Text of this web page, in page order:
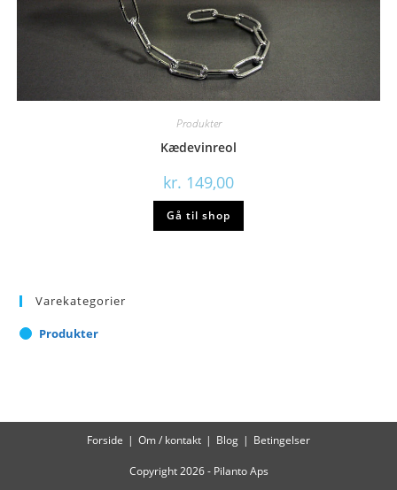
Produkter
Kædevinreol
kr. 149,00
Gå til shop
Varekategorier
Produkter
Forside Om / kontakt Blog Betingelser
Copyright 2026 - Pilanto Aps